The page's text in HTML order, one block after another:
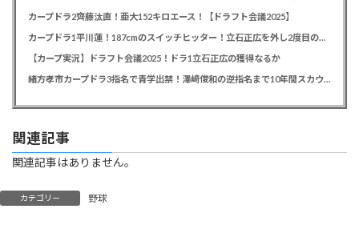
カープドラ2齊藤汰直！亜大152キロエース！【ドラフト会議2025】
【カープ実況】ドラフト会議2025！ドラ1立石正広の獲得なるか
関連記事
関連記事はありません。
カテゴリー 野球